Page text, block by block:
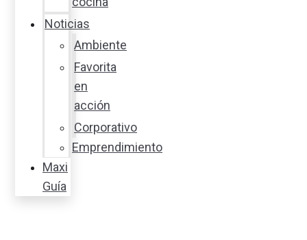
Noticias
Ambiente
Favorita
en
acción
Corporativo
Emprendimiento
Maxi
Guía